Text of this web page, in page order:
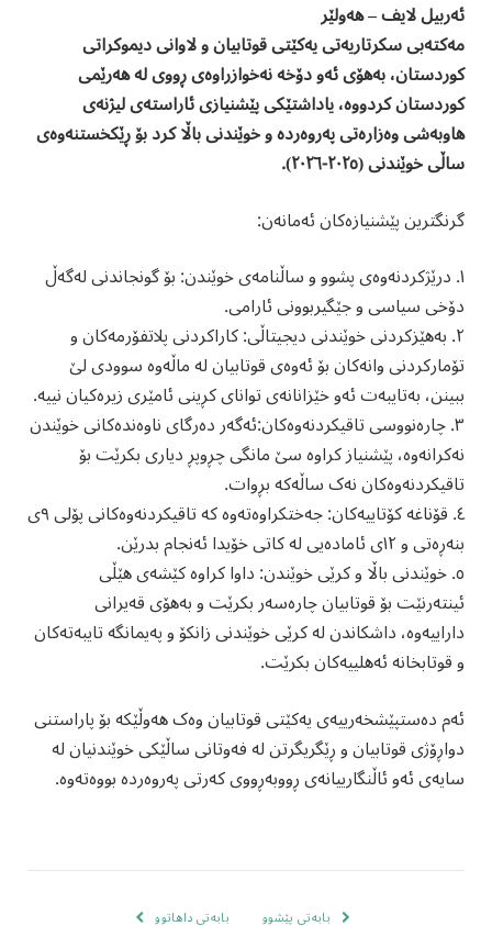
ئەربیل لایف – هەولێر
مەکتەبی سکرتاریەتی یەکێتی قوتابیان و لاوانی دیموکراتی
کوردستان، بەهۆی ئەو دۆخە نەخوازراوەی ڕووی لە هەرێمی
کوردستان کردووە، یاداشتێکی پێشنیازی ئاراستەی لیژنەی
هاوبەشی وەزارەتی پەروەردە و خوێندنی باڵا کرد بۆ ڕێکخستنەوەی
ساڵی خوێندنی (٢٠٢٥-٢٠٢٦).
گرنگترین پێشنیازەکان ئەمانەن:
١. درێژکردنەوەی پشوو و ساڵنامەی خوێندن: بۆ گونجاندنی لەگەڵ
دۆخی سیاسی و جێگیربوونی ئارامی.
٢. بەهێزکردنی خوێندنی دیجیتاڵی: کاراکردنی پلاتفۆرمەکان و
تۆمارکردنی وانەکان بۆ ئەوەی قوتابیان لە ماڵەوە سوودی لێ
ببینن، بەتایبەت ئەو خێزانانەی توانای کڕینی ئامێری زیرەکیان نییە.
٣. چارەنووسی تاقیکردنەوەکان:ئەگەر دەرگای ناوەندەکانی خوێندن
نەکرانەوە، پێشنیاز کراوە سێ مانگی چڕوپڕ دیاری بکرێت بۆ
تاقیکردنەوەکان نەک ساڵەکە بڕوات.
٤. قۆناغە کۆتاییەکان: جەختکراوەتەوە کە تاقیکردنەوەکانی پۆلی ٩ی
بنەڕەتی و ١٢ی ئامادەیی لە کاتی خۆیدا ئەنجام بدرێن.
٥. خوێندنی باڵا و کرێی خوێندن: داوا کراوە کێشەی هێڵی
ئینتەرنێت بۆ قوتابیان چارەسەر بکرێت و بەهۆی قەیرانی
داراییەوە، داشکاندن لە کرێی خوێندنی زانکۆ و پەیمانگە تایبەتەکان
و قوتابخانە ئەهلییەکان بکرێت.
ئەم دەستپێشخەرییەی یەکێتی قوتابیان وەک هەوڵێکە بۆ پاراستنی
دواڕۆژی قوتابیان و ڕێگریگرتن لە فەوتانی ساڵێکی خوێندنیان لە
سایەی ئەو ئاڵنگارییانەی ڕووبەڕووی کەرتی پەروەردە بووەتەوە.
بابەتی پێشوو بابەتی داهاتوو